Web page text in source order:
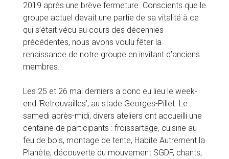
2019 après une brève fermeture. Conscients que le
groupe actuel devait une partie de sa vitalité à ce
qui s’était vécu au cours des décennies
précédentes, nous avons voulu fêter la
renaissance de notre groupe en invitant d’anciens
membres.
Les 25 et 26 mai derniers a donc eu lieu le week-
end ‘Retrouvailles’, au stade Georges-Pillet. Le
samedi après-midi, divers ateliers ont accueilli une
centaine de participants : froissartage, cuisine au
feu de bois, montage de tente, Habite Autrement la
Planète, découverte du mouvement SGDF, chants,